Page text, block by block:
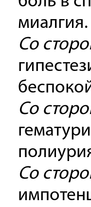
миалгия.
Со
Со
Со